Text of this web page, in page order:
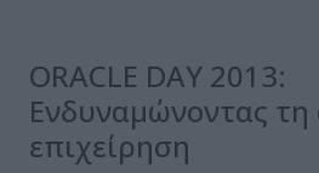
ORACLE DAY 2013:
Ενδυναμώνοντας τη
επιχείρηση